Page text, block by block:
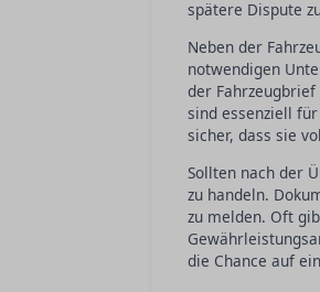
spätere Dispute
Neben der
notwendigen
der
sind essenziell
sicher, dass sie
Sollten nach der
zu handeln.
zu melden. Oft
die Chance auf